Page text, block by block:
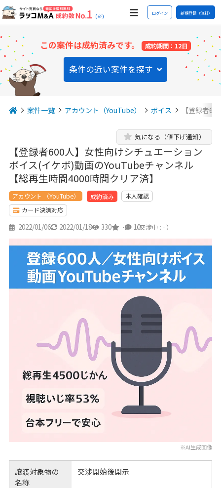
(※) ログイン 新規登録（無料）
この案件は成約済みです。 成約期間：12日
条件の近い案件を探す
案件一覧 アカウント（YouTube） ボイス 【登録者
【登録者600人】女性向けシチュエーション
ボイス(イケボ)動画のYouTubeチャンネル
【総再生時間4000時間クリア済】
気になる（値下げ通知）
アカウント （YouTube） 成約済み
本人確認
カード決済対応
2022/01/06 2022/01/18 330 - 10
（交渉中 : - ）
※AI生成画像
譲渡対象物の
名称
交渉開始後開示